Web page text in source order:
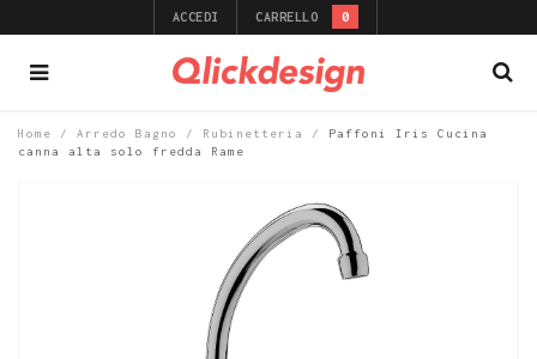
ACCEDI CARRELLO 0
Home / Arredo Bagno / Rubinetteria /
Paffoni Iris Cucina
canna alta solo fredda Rame